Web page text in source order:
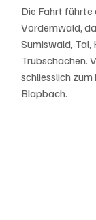
Die Fahrt führte
Vordemwald,
Sumiswald, Tal,
Trubschachen.
schliesslich
Blapbach.